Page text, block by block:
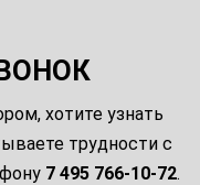
хотите узнать
трудности с
7 495 766-10-72.